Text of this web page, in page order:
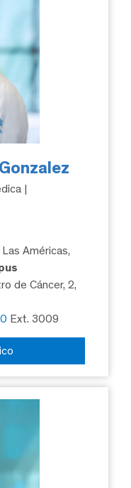
|
Las Américas,
de Cáncer, 2,
Ext. 3009